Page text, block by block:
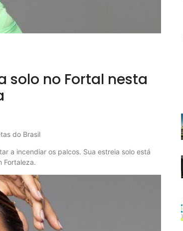
solo no Fortal nesta
do Brasil
a incendiar os palcos. Sua estreia solo está
Fortaleza.